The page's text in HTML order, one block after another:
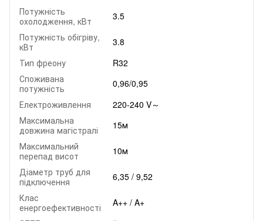
Потужність
охолодження, кВт
3.5
Потужність обігріву,
кВт
3.8
Тип фреону
R32
Споживана
потужність
0,96/0,95
Електроживлення
220-240 V～
Максимальна
довжина магістралі
15м
Максимальний
перепад висот
10м
Діаметр труб для
підключення
6,35 / 9,52
Клас
енергоефективності
A++ / A+